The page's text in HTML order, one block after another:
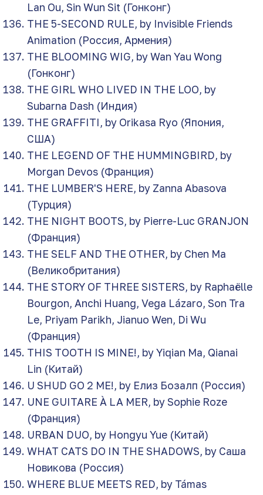
Lan Ou, Sin Wun Sit (Гонконг)
THE 5-SECOND RULE, by Invisible Friends
Animation (Россия, Армения)
THE BLOOMING WIG, by Wan Yau Wong
(Гонконг)
THE GIRL WHO LIVED IN THE LOO, by
Subarna Dash (Индия)
THE GRAFFITI, by Orikasa Ryo (Япония,
США)
THE LEGEND OF THE HUMMINGBIRD, by
Morgan Devos (Франция)
THE LUMBER'S HERE, by Zanna Abasova
(Турция)
THE NIGHT BOOTS, by Pierre-Luc GRANJON
(Франция)
THE SELF AND THE OTHER, by Chen Ma
(Великобритания)
THE STORY OF THREE SISTERS, by Raphaëlle
Bourgon, Anchi Huang, Vega Lázaro, Son Tra
Le, Priyam Parikh, Jianuo Wen, Di Wu
(Франция)
THIS TOOTH IS MINE!, by Yiqian Ma, Qianai
Lin (Китай)
U SHUD GO 2 ME!, by Елиз Бозалп (Россия)
UNE GUITARE À LA MER, by Sophie Roze
(Франция)
URBAN DUO, by Hongyu Yue (Китай)
WHAT CATS DO IN THE SHADOWS, by Саша
Новикова (Россия)
WHERE BLUE MEETS RED, by Támas